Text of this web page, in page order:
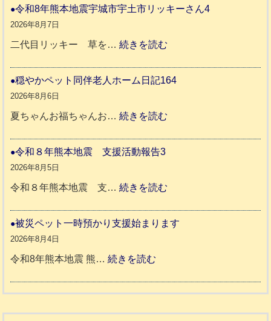
和
年
本
援
市
氷
令和8年熊本地震宇城市宇土市リッキーさん4
2026年8月7日
二代目リッキー 草を…続きを読む
和
城
市
市
ッ
穏やかペット同伴老人ホーム日記164
2026年8月6日
夏ちゃんお福ちゃんお…続きを読む
ト
人
令和８年熊本地震 支援活動報告3
2026年8月5日
令和８年熊本地震 支…続きを読む
和
被災ペット一時預かり支援始まります
2026年8月4日
令和8年熊本地震 熊…続きを読む
災